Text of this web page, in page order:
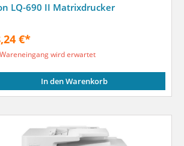
LQ-690 II Matrixdrucker
€*
Wareneingang wird erwartet
In den Warenkorb